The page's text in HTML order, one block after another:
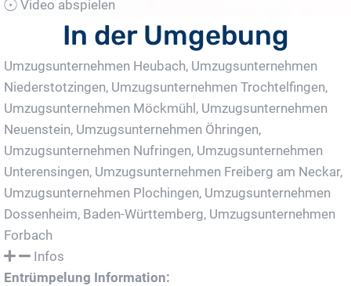
Video abspielen
In der Umgebung
Umzugsunternehmen Heubach, Umzugsunternehmen
Niederstotzingen, Umzugsunternehmen Trochtelfingen,
Umzugsunternehmen Möckmühl, Umzugsunternehmen
Neuenstein, Umzugsunternehmen Öhringen,
Umzugsunternehmen Nufringen, Umzugsunternehmen
Unterensingen, Umzugsunternehmen Freiberg am Neckar,
Umzugsunternehmen Plochingen, Umzugsunternehmen
Dossenheim, Baden-Württemberg, Umzugsunternehmen
Forbach
Infos
Entrümpelung Information: